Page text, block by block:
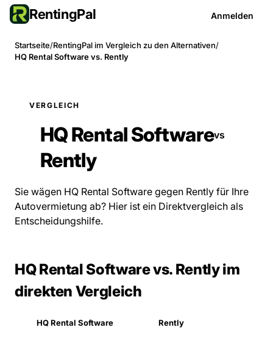
RentingPal Anmelden
Startseite/RentingPal im Vergleich zu den Alternativen/
HQ Rental Software vs. Rently
VERGLEICH
HQ Rental Softwarevs
Rently
Sie wägen HQ Rental Software gegen Rently für Ihre
Autovermietung ab? Hier ist ein Direktvergleich als
Entscheidungshilfe.
HQ Rental Software vs. Rently im
direkten Vergleich
HQ Rental Software Rently